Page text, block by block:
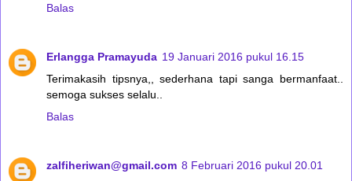
Balas
Erlangga Pramayuda 19 Januari 2016 pukul 16.15
Terimakasih tipsnya,, sederhana tapi sanga bermanfaat..
semoga sukses selalu..
Balas
zalfiheriwan@gmail.com 8 Februari 2016 pukul 20.01